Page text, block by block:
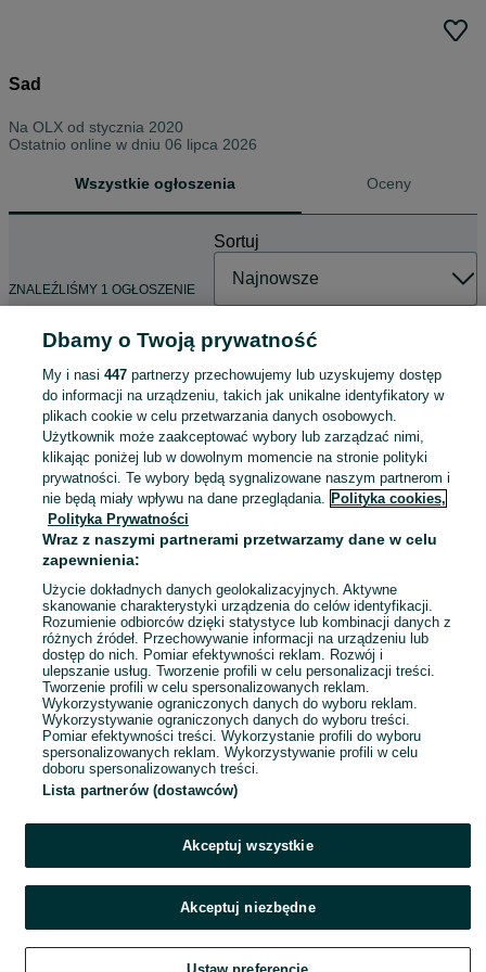
Sad
Na OLX od stycznia 2020
Ostatnio online w dniu 06 lipca 2026
Wszystkie ogłoszenia Oceny
ZNALEŹLIŚMY 1 OGŁOSZENIE
Sortuj
Thermomix TM7 Nowy Oryginalnie
zapakowany 2 lata gwarancji
5 700 zł
Dobra
05 sierpnia 2026
Dbamy o Twoją prywatność
My i nasi 447partnerzy przechowujemy lub uzyskujemy dostęp
do informacji na urządzeniu, takich jak unikalne identyfikatory w
plikach cookie w celu przetwarzania danych osobowych.
Użytkownik może zaakceptować wybory lub zarządzać nimi,
klikając poniżej lub w dowolnym momencie na stronie polityki
prywatności. Te wybory będą sygnalizowane naszym partnerom i
nie będą miały wpływu na dane przeglądania. Polityka cookies,
Polityka Prywatności
Wraz z naszymi partnerami przetwarzamy dane w celu
zapewnienia:
Użycie dokładnych danych geolokalizacyjnych. Aktywne
skanowanie charakterystyki urządzenia do celów identyfikacji.
Rozumienie odbiorców dzięki statystyce lub kombinacji danych z
różnych źródeł. Przechowywanie informacji na urządzeniu lub
dostęp do nich. Pomiar efektywności reklam. Rozwój i
ulepszanie usług. Tworzenie profili w celu personalizacji treści.
Tworzenie profili w celu spersonalizowanych reklam.
Wykorzystywanie ograniczonych danych do wyboru reklam.
Wykorzystywanie ograniczonych danych do wyboru treści.
Pomiar efektywności treści. Wykorzystanie profili do wyboru
spersonalizowanych reklam. Wykorzystywanie profili w celu
doboru spersonalizowanych treści.
Lista partnerów (dostawców)
Akceptuj wszystkie
Akceptuj niezbędne